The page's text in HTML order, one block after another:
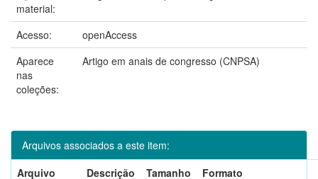
material:
Acesso:
openAccess
Aparece
nas
coleções:
Artigo em anais de congresso (CNPSA)
Arquivos associados a este item:
Arquivo
Descrição Tamanho
Formato